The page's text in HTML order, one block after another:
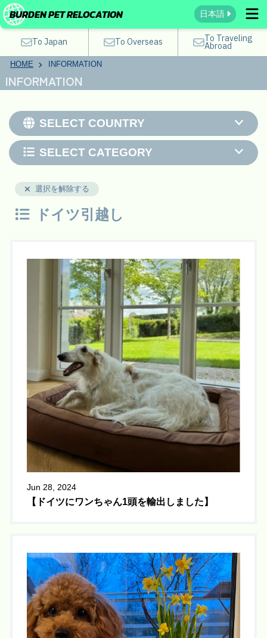
BURDEN PET RELOCATION 日本語
To Japan To Overseas To Traveling
Abroad
HOME INFORMATION
INFORMATION
SELECT COUNTRY
SELECT CATEGORY
選択を解除する
ドイツ引越し
Jun 28, 2024
【ドイツにワンちゃん1頭を輸出しました】